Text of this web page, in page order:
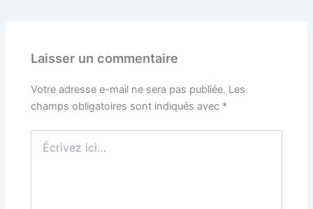
Laisser un commentaire
Votre adresse e-mail ne sera pas publiée. Les
champs obligatoires sont indiqués avec *
ici…